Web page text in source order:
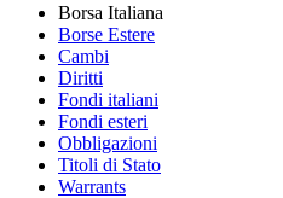
Borsa Italiana
Borse Estere
Cambi
Diritti
Fondi italiani
Fondi esteri
Obbligazioni
Titoli di Stato
Warrants